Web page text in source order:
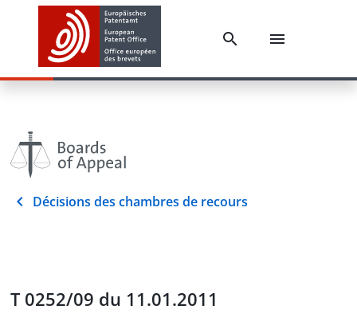
Décisions des chambres de recours
T 0252/09 du 11.01.2011